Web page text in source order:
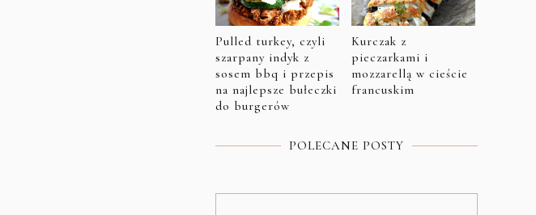
Pulled turkey, czyli
szarpany indyk z
sosem bbq i przepis
na najlepsze bułeczki
do burgerów
Kurczak z
pieczarkami i
mozzarellą w cieście
francuskim
POLECANE POSTY